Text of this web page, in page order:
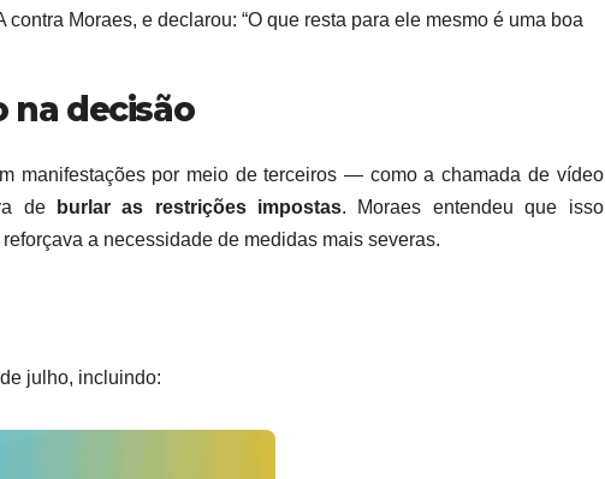
contra Moraes, e declarou: “O que resta para ele mesmo é uma boa
na decisão
manifestações por meio de terceiros — como a chamada de vídeo
de
burlar as restrições impostas. Moraes entendeu que isso
a necessidade de medidas mais severas.
julho, incluindo: